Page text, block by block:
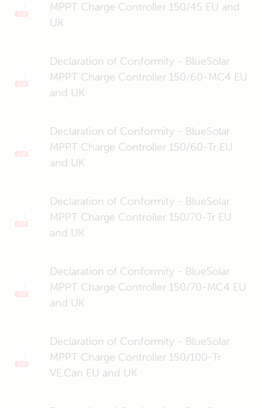
MPPT Charge Controller 150/45 EU and
UK
Declaration of Conformity - BlueSolar
MPPT Charge Controller 150/60-MC4 EU
and UK
Declaration of Conformity - BlueSolar
MPPT Charge Controller 150/60-Tr EU
and UK
Declaration of Conformity - BlueSolar
MPPT Charge Controller 150/70-Tr EU
and UK
Declaration of Conformity - BlueSolar
MPPT Charge Controller 150/70-MC4 EU
and UK
Declaration of Conformity - BlueSolar
MPPT Charge Controller 150/100-Tr
VE.Can EU and UK